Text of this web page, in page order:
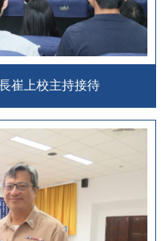
崔上校主持接待